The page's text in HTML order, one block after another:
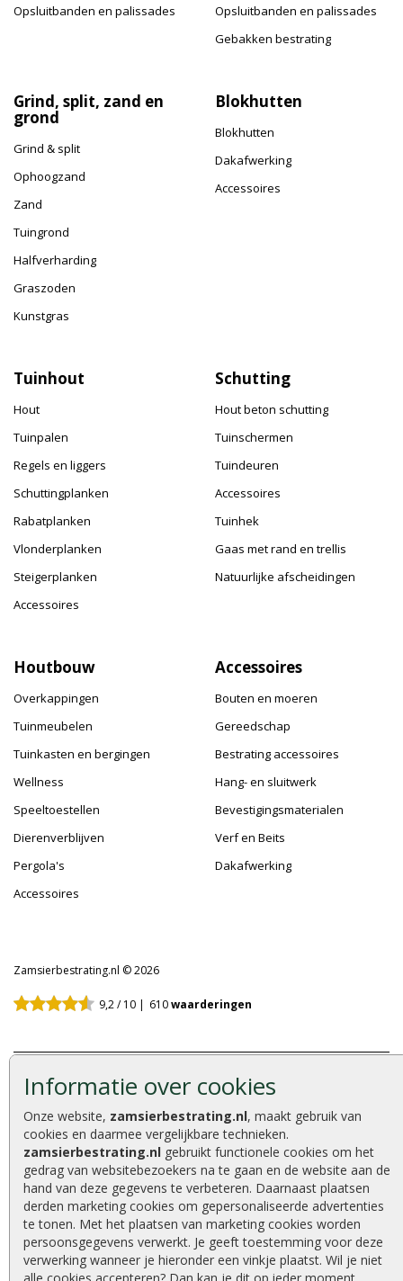
Informatie over cookies
Onze website, zamsierbestrating.nl, maakt gebruik van
cookies en daarmee vergelijkbare technieken.
zamsierbestrating.nl gebruikt functionele cookies om het
gedrag van websitebezoekers na te gaan en de website aan de
hand van deze gegevens te verbeteren. Daarnaast plaatsen
derden marketing cookies om gepersonaliseerde advertenties
te tonen. Met het plaatsen van marketing cookies worden
persoonsgegevens verwerkt. Je geeft toestemming voor deze
verwerking wanneer je hieronder een vinkje plaatst. Wil je niet
Opsluitbanden en palissades
Opsluitbanden en palissades
Gebakken bestrating
Grind, split, zand en
grond
Grind & split
Ophoogzand
Zand
Tuingrond
Halfverharding
Graszoden
Kunstgras
Blokhutten
Blokhutten
Dakafwerking
Accessoires
Tuinhout
Hout
Tuinpalen
Regels en liggers
Schuttingplanken
Rabatplanken
Vlonderplanken
Steigerplanken
Accessoires
Schutting
Hout beton schutting
Tuinschermen
Tuindeuren
Accessoires
Tuinhek
Gaas met rand en trellis
Natuurlijke afscheidingen
Houtbouw
Overkappingen
Tuinmeubelen
Tuinkasten en bergingen
Wellness
Speeltoestellen
Dierenverblijven
Pergola's
Accessoires
Accessoires
Bouten en moeren
Gereedschap
Bestrating accessoires
Hang- en sluitwerk
Bevestigingsmaterialen
Verf en Beits
Dakafwerking
Zamsierbestrating.nl © 2026
9,2 / 10 | 610waarderingen
Algemene Voorwaarden Privacy Policy |Cookies|